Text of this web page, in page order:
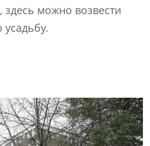
можно возвести